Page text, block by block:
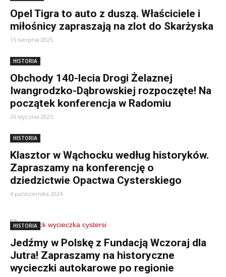
Opel Tigra to auto z duszą. Właściciele i
miłośnicy zapraszają na zlot do Skarżyska
15 sierpnia 2025
HISTORIA
Obchody 140-lecia Drogi Żelaznej
Iwangrodzko-Dąbrowskiej rozpoczęte! Na
początek konferencja w Radomiu
26 stycznia 2025
HISTORIA
Klasztor w Wąchocku według historyków.
Zapraszamy na konferencję o
dziedzictwie Opactwa Cysterskiego
4 października 2024
HISTORIA
Jedźmy w Polskę z Fundacją Wczoraj dla
Jutra! Zapraszamy na historyczne
wycieczki autokarowe po regionie